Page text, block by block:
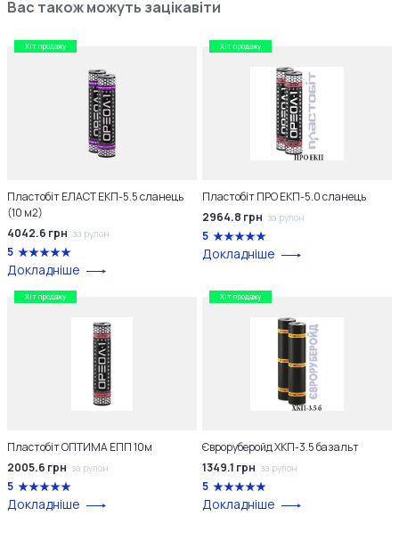
Вас також можуть зацікавіти
Хіт продажу
Пластобіт ЕЛАСТ ЕКП-5.5 сланець
(10 м2)
4042.6 грн за рулон
5
Докладніше
Хіт продажу
Пластобіт ПРО ЕКП-5.0 сланець
2964.8 грн за рулон
5
Докладніше
Хіт продажу
Пластобіт ОПТИМА ЕПП 10м
2005.6 грн за рулон
5
Докладніше
Хіт продажу
Євроруберойд ХКП-3.5 базальт
1349.1 грн за рулон
5
Докладніше